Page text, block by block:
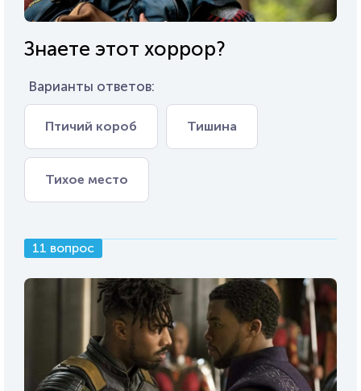
Знаете этот хоррор?
Варианты ответов:
Птичий короб Тишина
Тихое место
11 вопрос